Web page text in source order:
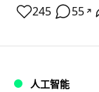
245 55 ↗
人工智能